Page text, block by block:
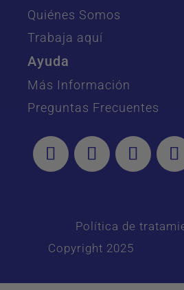
Quiénes Somos
Trabaja aquí
Ayuda
Más Información
Preguntas Frecuentes
Política de
Copyright 2025